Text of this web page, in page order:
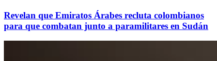
Revelan que Emiratos Árabes recluta colombianos
para que combatan junto a paramilitares en Sudán